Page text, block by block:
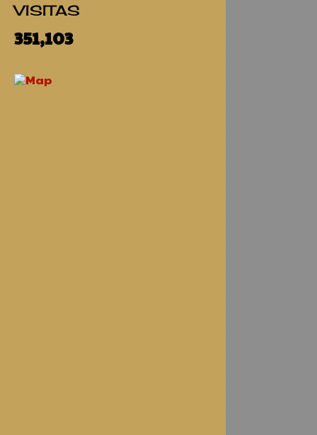
VISITAS
351,103